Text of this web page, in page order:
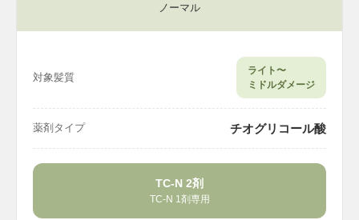
ノーマル
対象髪質
ライト〜
ミドルダメージ
薬剤タイプ チオグリコール酸
TC-N 2剤
TC-N 1剤専用